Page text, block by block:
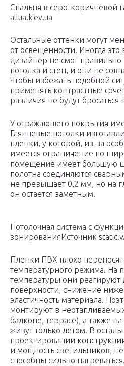
Спальня в серо-коричневой
allua.kiev.ua
Остальные оттенки могут
от освещенности. Иногда это
дизайнер не смог правильно
потолка и стен, и они не
Чтобы избежать подобной
применять контрастные
различия не будут бросаться
У отражающего покрытия
Глянцевые потолки
пленки, у которой, из-за
имеется ограничение по
помещение имеет большую
полотна соединяются
не превышает 0,2 мм, но на
он остается заметным.
Потолочная система с
зонированияИсточник
Пленки ПВХ плохо
температурного режима. На
температуры они
поверхности, снижение
эластичность материала.
монтируют в
балконе, террасе), а также на
живут только летом. В
проектировании
и мощность светильников,
способны сильно нагреваться.